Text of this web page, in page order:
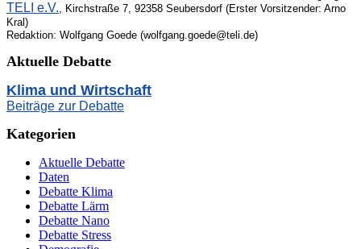
TELI e.V., Kirchstraße 7, 92358 Seubersdorf (Erster Vorsitzender: Arno
Kral)
Redaktion: Wolfgang Goede (wolfgang.goede@teli.de)
Aktuelle Debatte
Klima und Wirtschaft
Beiträge zur Debatte
Kategorien
Aktuelle Debatte
Daten
Debatte Klima
Debatte Lärm
Debatte Nano
Debatte Stress